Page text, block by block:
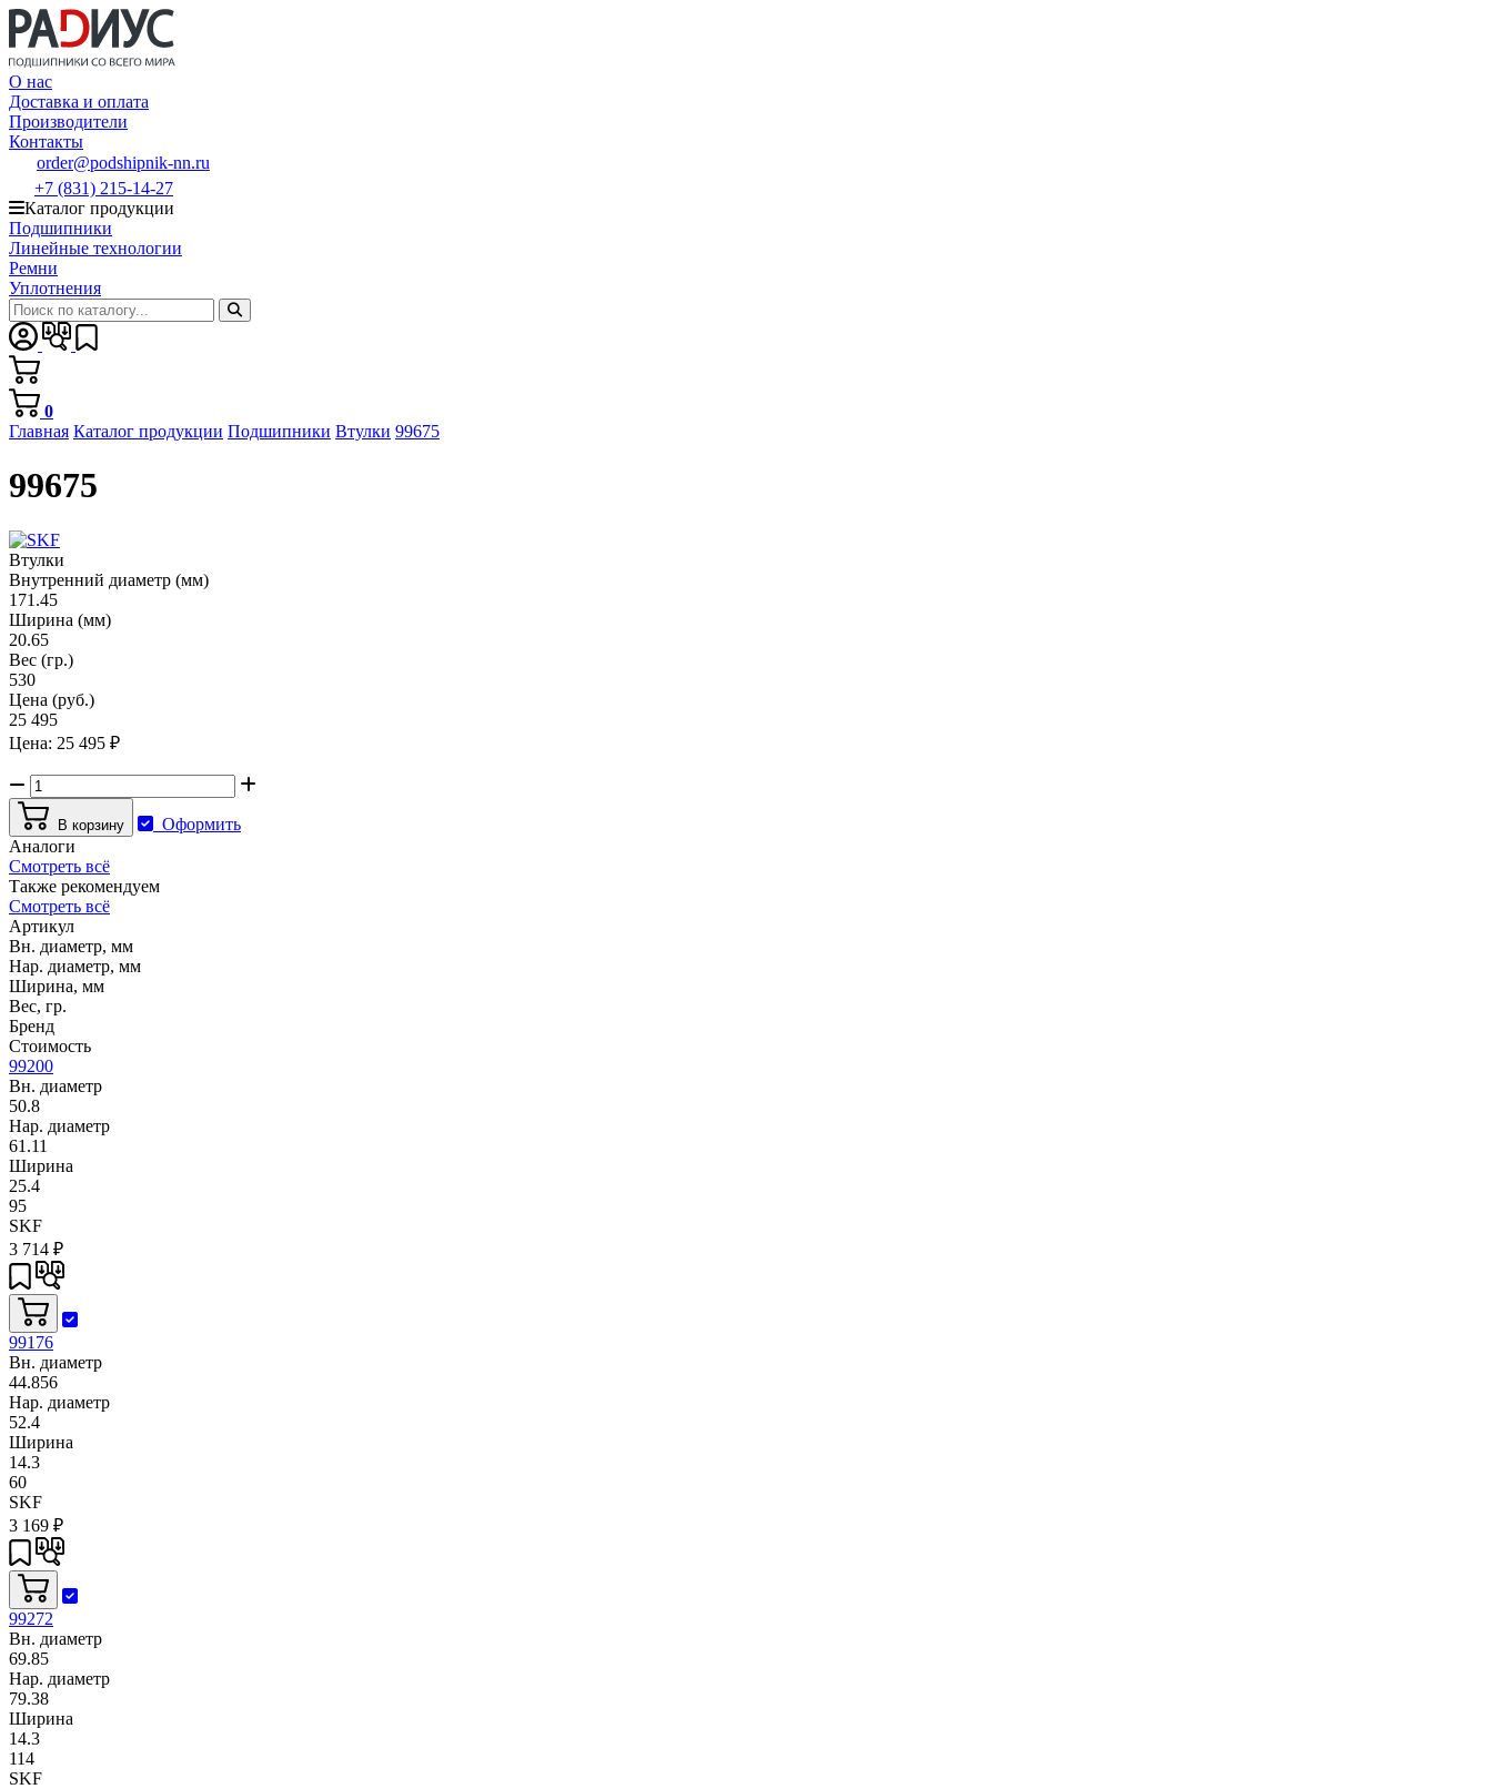
О нас
Доставка и оплата
Производители
Контакты
order@podshipnik-nn.ru
+7 (831) 215-14-27
Каталог продукции
Подшипники
Линейные технологии
Ремни
Уплотнения
0
Главная Каталог продукции Подшипники Втулки 99675
99675
Втулки
Внутренний диаметр (мм)
171.45
Ширина (мм)
20.65
Вес (гр.)
530
Цена (руб.)
25 495
Цена: 25 495 ₽
В корзину
Оформить
Аналоги
Смотреть всё
Также рекомендуем
Смотреть всё
Артикул
Вн. диаметр, мм
Нар. диаметр, мм
Ширина, мм
Вес, гр.
Бренд
Стоимость
99200
Вн. диаметр
50.8
Нар. диаметр
61.11
Ширина
25.4
95
SKF
3 714 ₽
99176
Вн. диаметр
44.856
Нар. диаметр
52.4
Ширина
14.3
60
SKF
3 169 ₽
99272
Вн. диаметр
69.85
Нар. диаметр
79.38
Ширина
14.3
114
SKF